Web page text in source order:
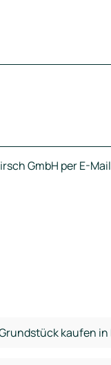
GmbH per E-
kaufen in